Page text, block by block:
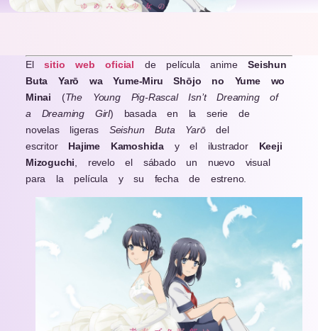
Elsitio web oficial de película animeSeishun
Buta Yarō wa Yume-Miru Shōjo no Yume wo
Minai (The Young Pig-Rascal Isn’t Dreaming of
a Dreaming Girl) basada en la serie de
novelas ligeras Seishun Buta Yarōdel
escritor Hajime Kamoshida y el ilustrador Keeji
Mizoguchi , revelo el sábado un nuevo visual
para la película y su fecha de estreno.